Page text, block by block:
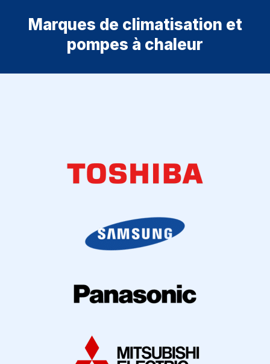
Marques de climatisation et
pompes à chaleur